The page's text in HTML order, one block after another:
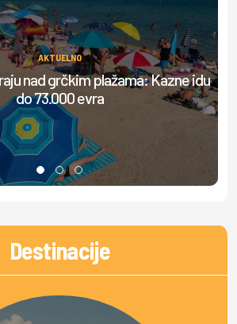
AKTUELNO
nad grčkim plažama: Kazne idu
do 73.000 evra
Destinacije